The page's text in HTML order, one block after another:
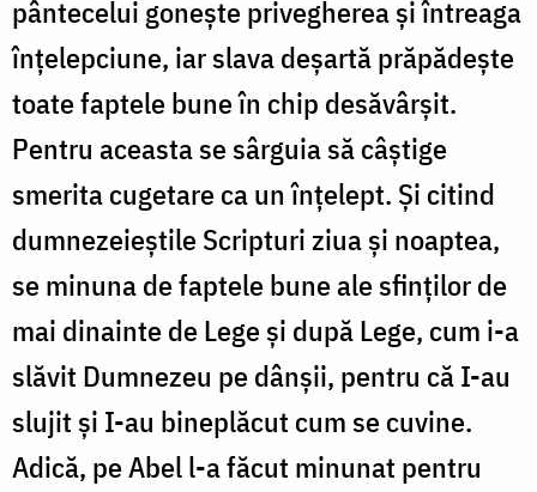
pântecelui gonește privegherea și întreaga
înțelepciune, iar slava deșartă prăpădește
toate faptele bune în chip desăvârșit.
Pentru aceasta se sârguia să câștige
smerita cugetare ca un înțelept. Și citind
dumnezeieștile Scripturi ziua și noaptea,
se minuna de faptele bune ale sfinților de
mai dinainte de Lege și după Lege, cum i-a
slăvit Dumnezeu pe dânșii, pentru că I-au
slujit și I-au bineplăcut cum se cuvine.
Adică, pe Abel l-a făcut minunat pentru